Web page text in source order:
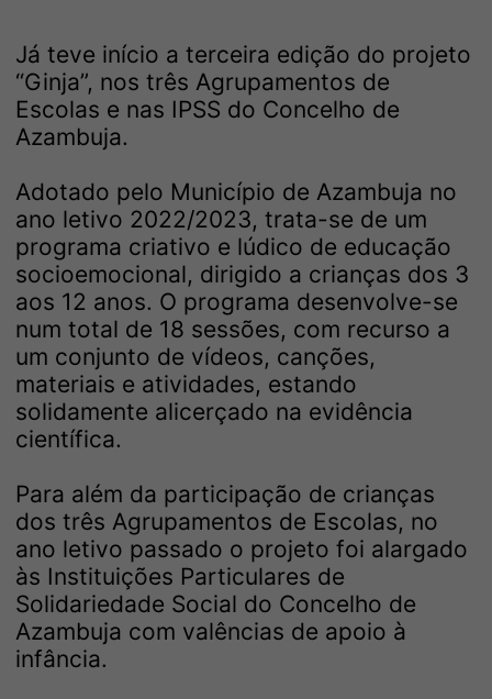
Já teve início a terceira edição do projeto
“Ginja”, nos três Agrupamentos de
Escolas e nas IPSS do Concelho de
Azambuja.
Adotado pelo Município de Azambuja no
ano letivo 2022/2023, trata-se de um
programa criativo e lúdico de educação
socioemocional, dirigido a crianças dos 3
aos 12 anos. O programa desenvolve-se
num total de 18 sessões, com recurso a
um conjunto de vídeos, canções,
materiais e atividades, estando
solidamente alicerçado na evidência
científica.
Para além da participação de crianças
dos três Agrupamentos de Escolas, no
ano letivo passado o projeto foi alargado
às Instituições Particulares de
Solidariedade Social do Concelho de
Azambuja com valências de apoio à
infância.